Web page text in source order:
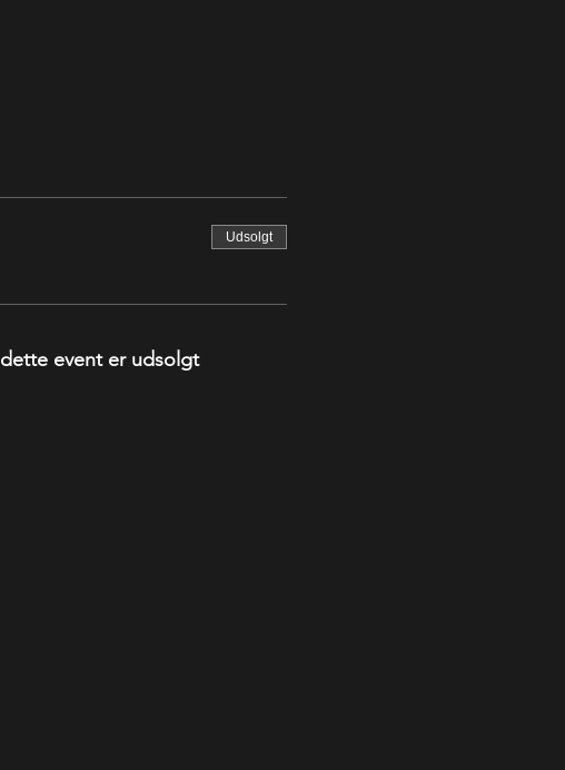
Udsolgt
dette event er udsolgt